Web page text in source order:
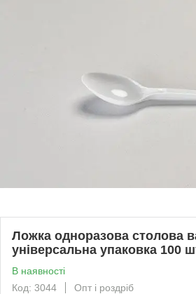
Ложка одноразова столова
універсальна упаковка 100
В наявності
Код: 3044
Опт і роздріб